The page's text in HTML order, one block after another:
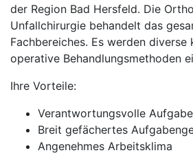
der Region Bad Hersfeld. Die
Unfallchirurgie behandelt das
Fachbereiches. Es werden diverse
operative Behandlungsmethoden
Ihre Vorteile:
Verantwortungsvolle Aufgabe
Breit gefächertes
Angenehmes Arbeitsklima